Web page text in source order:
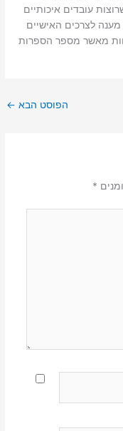
עובדים איכותיים
לצרכים האישיים
מאשר מספר הספרות
הפוסט הבא ←
*